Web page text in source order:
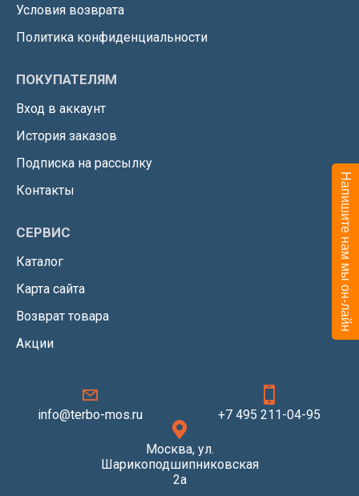
Условия возврата
Политика конфиденциальности
ПОКУПАТЕЛЯМ
Вход в аккаунт
История заказов
Подписка на рассылку
Контакты
СЕРВИС
Каталог
Карта сайта
Возврат товара
Акции
info@terbo-mos.ru +7 495 211-04-95
Москва, ул.
Шарикоподшипниковская
2а
Напишите нам мы он-лайн